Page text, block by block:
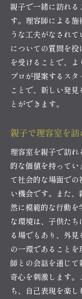
親子で一緒に訪れ
す。理容師による
うな工夫がなされ
についての質問を
を受けることで、
プロが提案するス
ことで、新しい発
とができます。
親子で理容室を
理容室を親子で訪
的な価値を持って
て社会的な場面で
い機会です。また
然に模範的な行動
な環境は、子供た
る場でもあり、外
の一環であること
師との会話を通じ
奇心を刺激します
ち、自己表現を楽し